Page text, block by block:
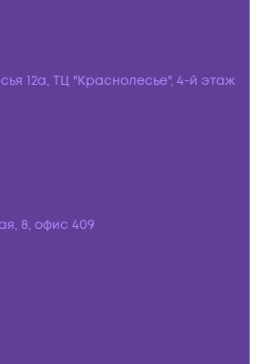
12а, ТЦ "Краснолесье", 4-й этаж
8, офис 409